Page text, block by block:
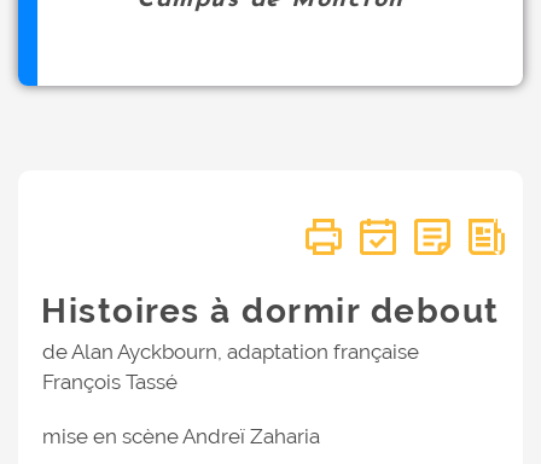
Histoires à dormir debout
de Alan Ayckbourn, adaptation française
François Tassé
mise en scène Andreï Zaharia